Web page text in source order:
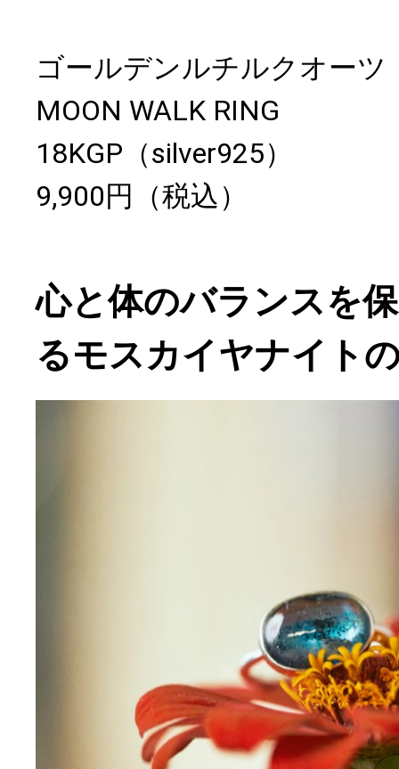
ゴールデンルチルクオーツ
MOON WALK RING
18KGP（silver925）
9,900円（税込）
心と体のバランスを
るモスカイヤナイト